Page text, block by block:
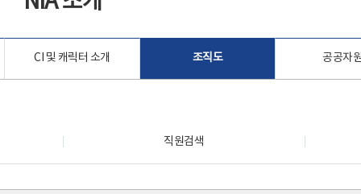
CI 및 캐릭터 소개 조직도 공공자
직원검색